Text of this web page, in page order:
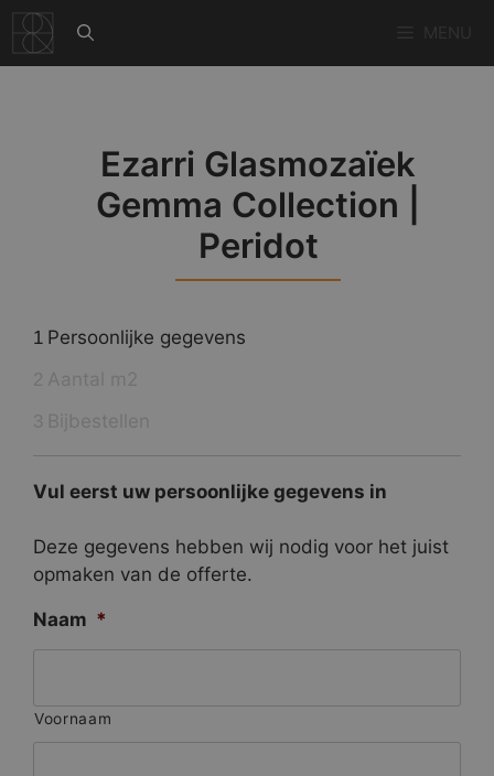
naar
de
Ezarri Glasmozaïek
Gemma Collection |
Peridot
1 Persoonlijke gegevens
Vul eerst uw persoonlijke gegevens in
Deze gegevens hebben wij nodig voor het juist
opmaken van de offerte.
Naam *
Voornaam